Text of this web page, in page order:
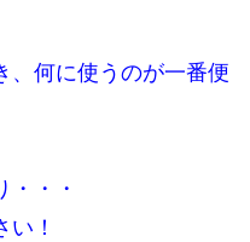
、何に使うのが一番便
・・
！